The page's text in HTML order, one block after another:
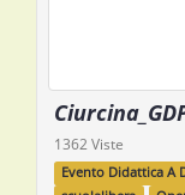
1362 Viste
Evento Didattica A